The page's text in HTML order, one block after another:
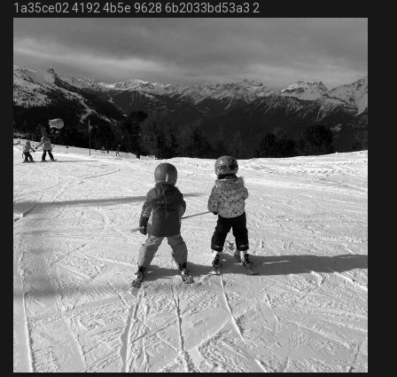
1a35ce02 4192 4b5e 9628 6b2033bd53a3 2